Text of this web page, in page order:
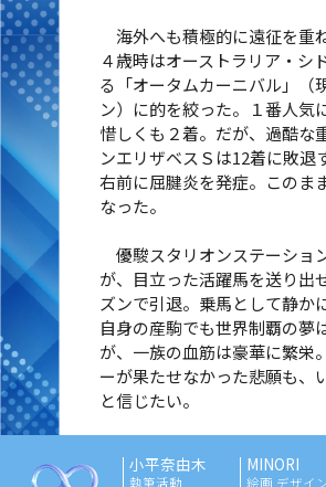
海外へも積極的に遠征を重
４歳時はオーストラリア・シ
る「オータムカーニバル」（
ン）に的を絞った。１番人気
惜しくも２着。だが、過酷な
ンエリザベスＳは12着に敗退
右前に屈腱炎を発症。このま
なった。
優駿スタリオンステーショ
が、目立った活躍馬を送り出
ズンで引退。乗馬として静か
自身の産駒でも世界制覇の夢
が、一族の血筋は豪華に繁栄
ーが果たせなかった悲願も、
と信じたい。
小平奈由木
執筆活動
MINORI
絵画 デザイ